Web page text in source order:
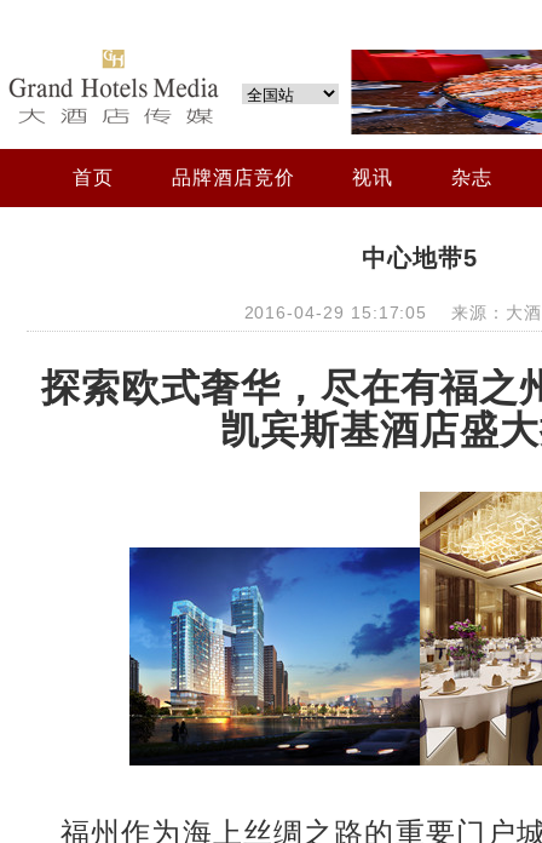
首页 品牌酒店竞价 视讯 杂志
中心地带5
2016-04-29 15:17:05 来源：大酒
探索欧式奢华，尽在有福
凯宾斯基酒店盛
福州作为海上丝绸之路的重要门户